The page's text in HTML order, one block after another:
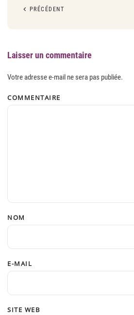
PRÉCÉDENT
Laisser un commentaire
Votre adresse e-mail ne sera pas publiée.
COMMENTAIRE
NOM
E-MAIL
SITE WEB